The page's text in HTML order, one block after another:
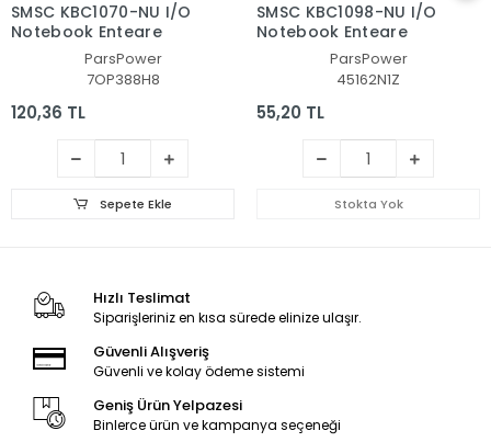
SMSC KBC1070-NU I/O
Notebook Entegre
ParsPower
7OP388H8
120,36 TL
Sepete Ekle
SMSC KBC1098-NU I/O
Notebook Entegre
ParsPower
45162N1Z
55,20 TL
Stokta Yok
Hızlı Teslimat
Siparişleriniz en kısa sürede elinize ulaşır.
Güvenli Alışveriş
Güvenli ve kolay ödeme sistemi
Geniş Ürün Yelpazesi
Binlerce ürün ve kampanya seçeneği